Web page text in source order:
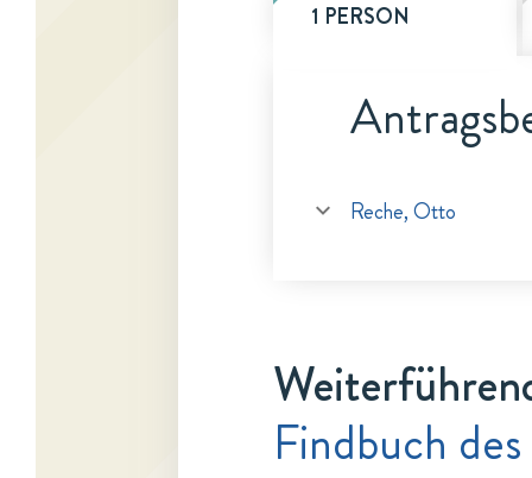
1 PERSON
Reche, Otto
Findbuch